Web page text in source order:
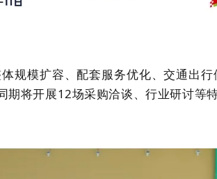
模扩容、配套服务优化、交通出行
期将开展12场采购洽谈、行业研讨等